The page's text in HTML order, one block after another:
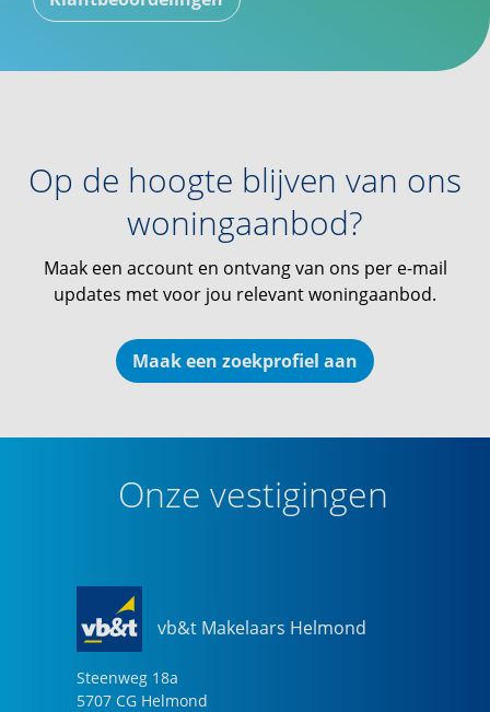
Op de hoogte blijven van ons
woningaanbod?
Maak een account en ontvang van ons per e-mail
updates met voor jou relevant woningaanbod.
Maak een zoekprofiel aan
Onze vestigingen
vb&t Makelaars Helmond
Steenweg 18a
5707 CG Helmond